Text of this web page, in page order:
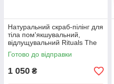
Натуральний скраб-пілінг для
тіла пом'якшувальний,
відлущувальний Rituals The
Ritual Of Karma 300 г
Готово до відправки
1 050 ₴